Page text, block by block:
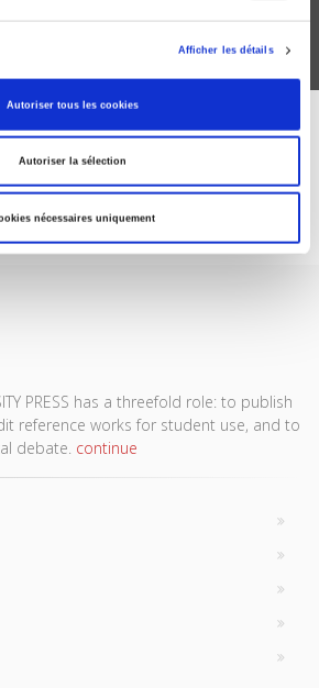
Afficher les détails
Autoriser tous les cookies
Autoriser la sélection
nécessaires uniquement
OUR JOURNALS
today
PRESS has a threefold role: to publish
reference works for student use, and to
debate. continue